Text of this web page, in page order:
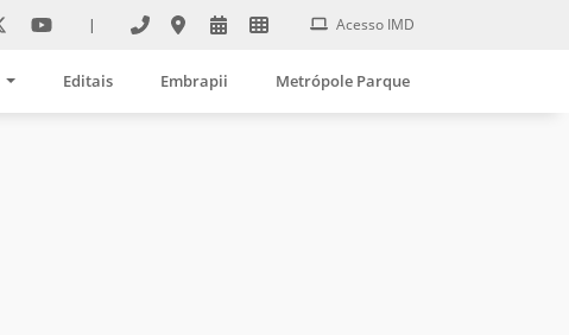
| Acesso IMD
Editais Embrapii Metrópole Parque